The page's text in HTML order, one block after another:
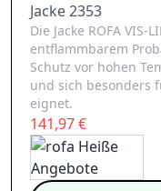
Jacke 2353
Die Jacke ROFA
entflammbarem
Schutz vor hohen
und sich besonders
eignet.
141,97 €